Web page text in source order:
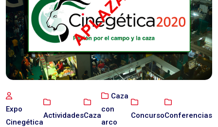
Expo
Cinegética
ActividadesCaza
Caza
con
arco
ConcursoConferencias